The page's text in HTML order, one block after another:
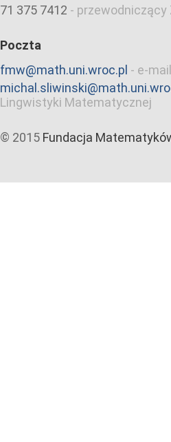
71 375 7412 - przewodniczący
Poczta
fmw@math.uni.wroc.pl - e-mail
Lingwistyki Matematycznej
© 2015 Fundacja